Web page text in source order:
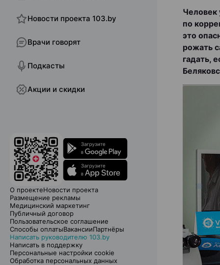
Новости проекта 103.by
Врачи говорят
Подкасты
Акции и скидки
О проектеНовости проекта
Размещение рекламы
Медицинский маркетинг
Публичный договор
Пользовательское соглашение
Способы оплатыВакансииПартнёры
Написать руководителю 103.by
Написать в поддержку
Персональные настройки cookie
Обработка персональных данных
Человек
по
это
рожать
гадать,